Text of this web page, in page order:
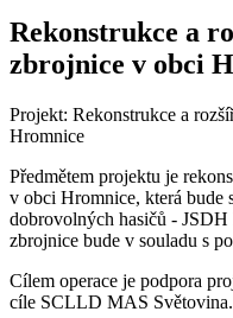
Rekonstrukce a
zbrojnice v obci
Projekt: Rekonstrukce a
Hromnice
Předmětem projektu je
v obci Hromnice, která bude
dobrovolných hasičů -
zbrojnice bude v souladu s
Cílem operace je podpora
cíle SCLLD MAS